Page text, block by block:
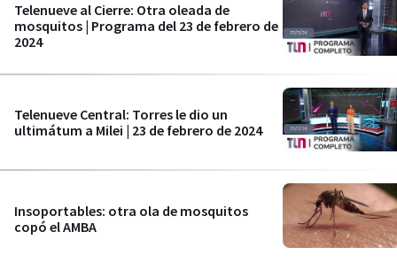
Telenueve al Cierre: Otra oleada de
mosquitos | Programa del 23 de febrero de
2024
Telenueve Central: Torres le dio un
ultimátum a Milei | 23 de febrero de 2024
Insoportables: otra ola de mosquitos
copó el AMBA